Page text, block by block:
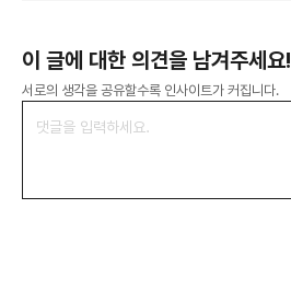
이 글에 대한 의견을 남겨주세요!
서로의 생각을 공유할수록 인사이트가 커집니다.